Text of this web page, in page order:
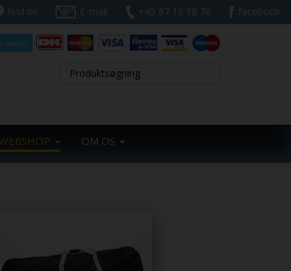
find os E-mail +45 87 10 98 70 facebook
OM OS